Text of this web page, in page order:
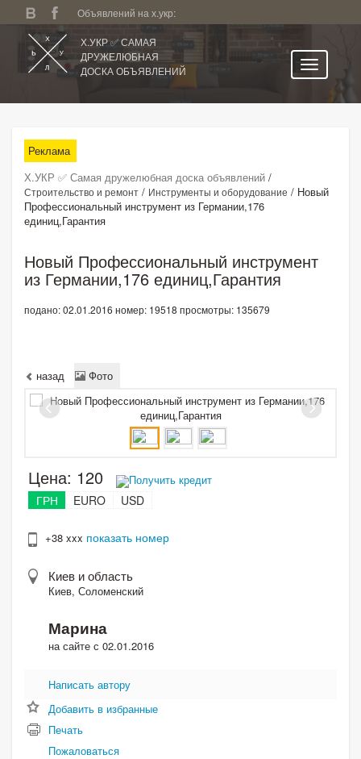
Объявлений на х.укр:
Х.УКР ✅ САМАЯ
ДРУЖЕЛЮБНАЯ
ДОСКА ОБЪЯВЛЕНИЙ
Все регионы
Категории
Избранное
Личный кабинет
Подать объявление
Реклама
Х.УКР ✅ Самая дружелюбная доска объявлений /
Строительство и ремонт / Инструменты и оборудование / Новый
Профессиональный инструмент из Германии,176
единиц,Гарантия
Новый Профессиональный инструмент
из Германии,176 единиц,Гарантия
подано: 02.01.2016 номер: 19518 просмотры: 135679
назад Фото
Цена: 120 Получить кредит
ГРН EURO USD
+38 xxx показать номер
Киев и область
Киев, Соломенский
Марина
на сайте с 02.01.2016
Написать автору
Добавить в избранные
Печать
Пожаловаться